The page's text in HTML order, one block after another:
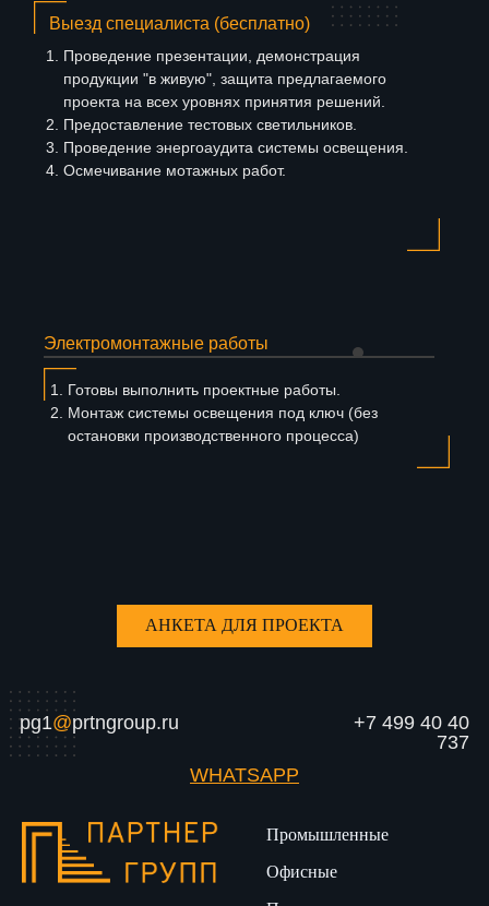
Проведение презентации, демонстрация
продукции "в живую", защита предлагаемого
проекта на всех уровнях принятия решений.
Предоставление тестовых светильников.
Проведение энергоаудита системы освещения.
Осмечивание мотажных работ.
Выезд специалиста (бесплатно)
Готовы выполнить проектные работы.
Монтаж системы освещения под ключ (без
остановки производственного процесса)
Электромонтажные работы
АНКЕТА ДЛЯ ПРОЕКТА
pg1@prtngroup.ru
WHATSAPP
+7 499 40 40
737
Промышленные
Офисные